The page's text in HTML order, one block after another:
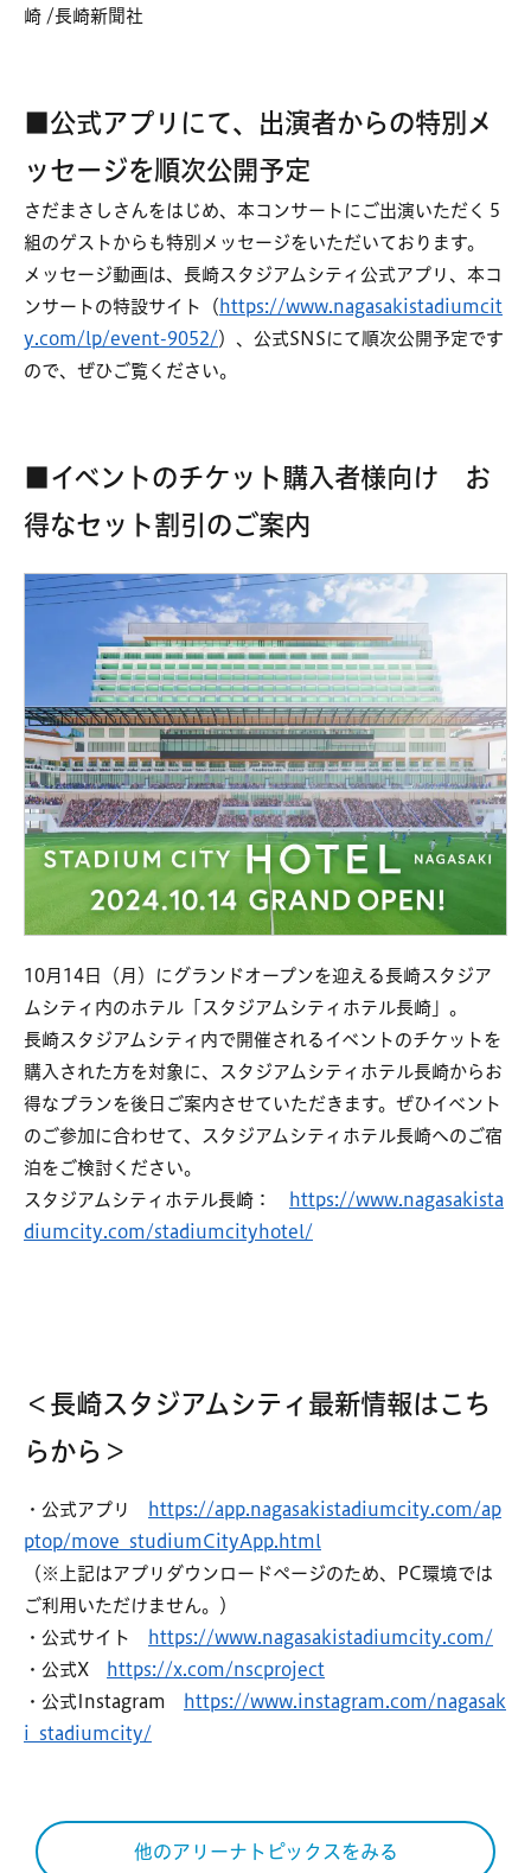
崎 /長崎新聞社
■公式アプリにて、出演者からの特別メ
ッセージを順次公開予定
さだまさしさんをはじめ、本コンサートにご出演いただく５
組のゲストからも特別メッセージをいただいております。
メッセージ動画は、長崎スタジアムシティ公式アプリ、本コ
ンサートの特設サイト（ https://www.nagasakistadiumcit
y.com/lp/event-9052/）、公式SNSにて順次公開予定です
ので、ぜひご覧ください。
■イベントのチケット購入者様向け お
得なセット割引のご案内
10月14日（月）にグランドオープンを迎える長崎スタジア
ムシティ内のホテル「スタジアムシティホテル長崎」。
長崎スタジアムシティ内で開催されるイベントのチケットを
購入された方を対象に、スタジアムシティホテル長崎からお
得なプランを後日ご案内させていただきます。ぜひイベント
のご参加に合わせて、スタジアムシティホテル長崎へのご宿
泊をご検討ください。
スタジアムシティホテル長崎：
https://www.nagasakista
diumcity.com/stadiumcityhotel/
＜長崎スタジアムシティ最新情報はこち
らから＞
・公式アプリ
https://app.nagasakistadiumcity.com/ap
ptop/move_studiumCityApp.html
（※上記はアプリダウンロードページのため、PC環境では
ご利用いただけません。）
・公式サイト
https://www.nagasakistadiumcity.com/
・公式X
https://x.com/nscproject
・公式Instagram
https://www.instagram.com/nagasak
i_stadiumcity/
他のアリーナトピックスをみる